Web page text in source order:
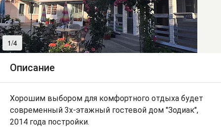
1/4
Описание
Хорошим выбором для комфортного отдыха будет
современный 3х-этажный гостевой дом "Зодиак",
2014 года постройки.